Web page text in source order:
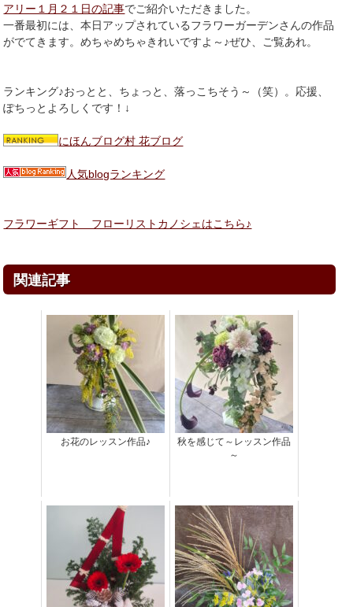
アリー１月２１日の記事でご紹介いただきました。
一番最初には、本日アップされているフラワーガーデンさんの作品
がでてきます。めちゃめちゃきれいですよ～♪ぜひ、ご覧あれ。
ランキング♪おっとと、ちょっと、落っこちそう～（笑）。応援、
ぽちっとよろしくです！↓
にほんブログ村 花ブログ
人気blogランキング
フラワーギフト フローリストカノシェはこちら♪
関連記事
お花のレッスン作品♪
秋を感じて～レッスン作品
～